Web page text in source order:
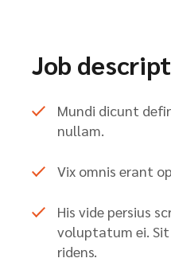
Job
Mundi dicunt
nullam.
Vix omnis erant
His vide persius
voluptatum ei.
ridens.